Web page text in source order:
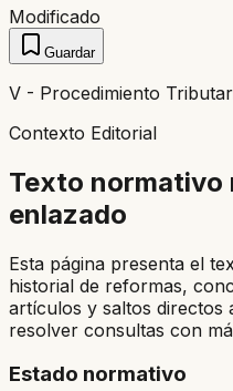
Modificado
Guardar
V - Procedimiento
Contexto Editorial
Texto normativo
enlazado
Esta página presenta el
historial de reformas,
artículos y saltos directos
resolver consultas con
Estado normativo